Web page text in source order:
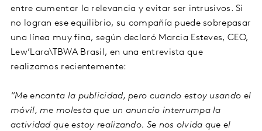
entre aumentar la relevancia y evitar ser intrusivos. Si
no logran ese equilibrio, su compañía puede sobrepasar
una línea muy fina, según declaró Marcia Esteves, CEO,
Lew’Lara\TBWA Brasil, en una entrevista que
realizamos recientemente:
“Me encanta la publicidad, pero cuando estoy usando el
móvil, me molesta que un anuncio interrumpa la
actividad que estoy realizando. Se nos olvida que el